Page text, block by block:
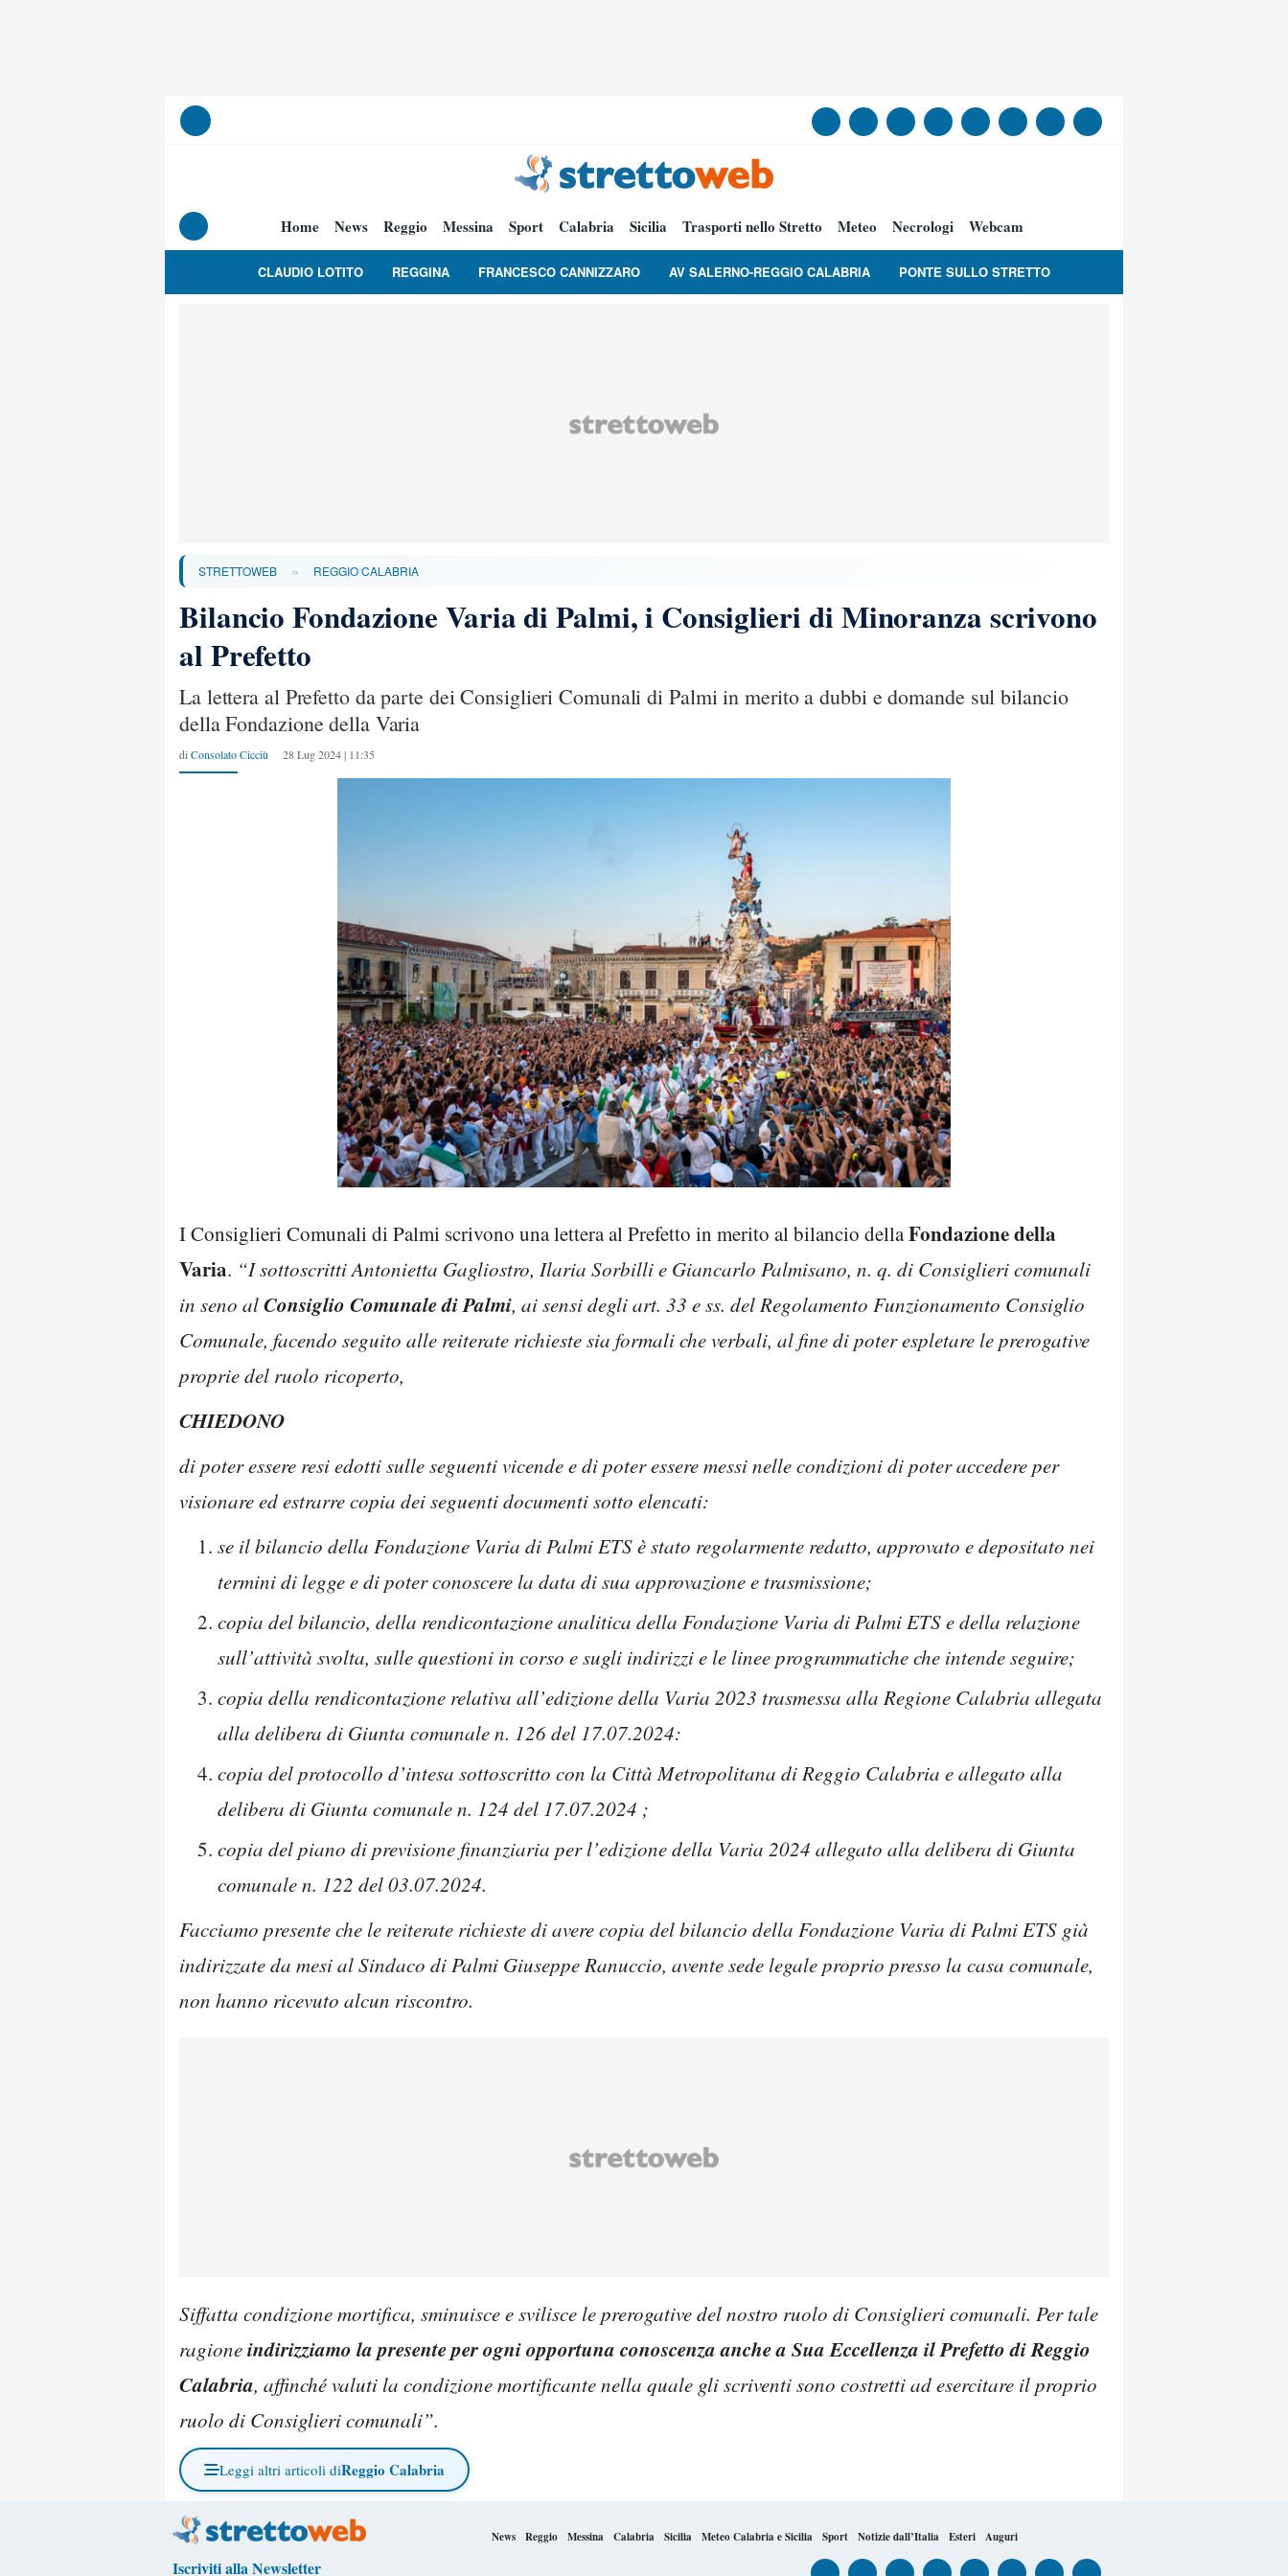
Home News Reggio Messina Sport Calabria Sicilia Trasporti nello Stretto Meteo Necrologi Webcam
CLAUDIO LOTITO REGGINA FRANCESCO CANNIZZARO AV SALERNO-REGGIO CALABRIA PONTE SULLO STRETTO
STRETTOWEB » REGGIO CALABRIA
Bilancio Fondazione Varia di Palmi, i Consiglieri di Minoranza scrivono
al Prefetto
La lettera al Prefetto da parte dei Consiglieri Comunali di Palmi in merito a dubbi e domande sul bilancio
della Fondazione della Varia
di Consolato Cicciù 28 Lug 2024 | 11:35
I Consiglieri Comunali di Palmi scrivono una lettera al Prefetto in merito al bilancio dellaFondazione della
Varia. “I sottoscritti Antonietta Gagliostro, Ilaria Sorbilli e Giancarlo Palmisano, n. q. di Consiglieri comunali
in seno alConsiglio Comunale di Palmi, ai sensi degli art. 33 e ss. del Regolamento Funzionamento Consiglio
Comunale, facendo seguito alle reiterate richieste sia formali che verbali, al fine di poter espletare le prerogative
proprie del ruolo ricoperto,
CHIEDONO
di poter essere resi edotti sulle seguenti vicende e di poter essere messi nelle condizioni di poter accedere per
visionare ed estrarre copia dei seguenti documenti sotto elencati:
se il bilancio della Fondazione Varia di Palmi ETS è stato regolarmente redatto, approvato e depositato nei
termini di legge e di poter conoscere la data di sua approvazione e trasmissione;
copia del bilancio, della rendicontazione analitica della Fondazione Varia di Palmi ETS e della relazione
sull’attività svolta, sulle questioni in corso e sugli indirizzi e le linee programmatiche che intende seguire;
copia della rendicontazione relativa all’edizione della Varia 2023 trasmessa alla Regione Calabria allegata
alla delibera di Giunta comunale n. 126 del 17.07.2024:
copia del protocollo d’intesa sottoscritto con la Città Metropolitana di Reggio Calabria e allegato alla
delibera di Giunta comunale n. 124 del 17.07.2024 ;
copia del piano di previsione finanziaria per l’edizione della Varia 2024 allegato alla delibera di Giunta
comunale n. 122 del 03.07.2024.
Facciamo presente che le reiterate richieste di avere copia del bilancio della Fondazione Varia di Palmi ETS già
indirizzate da mesi al Sindaco di Palmi Giuseppe Ranuccio, avente sede legale proprio presso la casa comunale,
non hanno ricevuto alcun riscontro.
Siffatta condizione mortifica, sminuisce e svilisce le prerogative del nostro ruolo di Consiglieri comunali. Per tale
ragioneindirizziamo la presente per ogni opportuna conoscenza anche a Sua Eccellenza ilPrefetto di Reggio
Calabria, affinché valuti la condizione mortificante nella quale gli scriventi sono costretti ad esercitare il proprio
ruolo di Consiglieri comunali”.
Leggi altri articoli diReggio Calabria
News Reggio Messina Calabria Sicilia Meteo Calabria e Sicilia Sport Notizie dall’Italia Esteri Auguri
Iscriviti alla Newsletter